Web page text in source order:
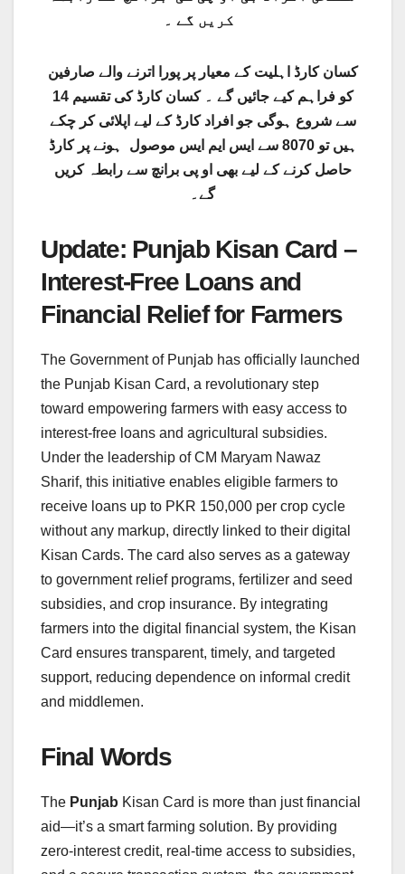
کسان کارڈ اہلیت کے معیار پر پورا اترنے والے صارفین
کو فراہم کیے جائیں گے ۔ کسان کارڈ کی تقسیم 14
سے شروع ہوگی جو افراد کارڈ کے لیے اپلائی کر چکے
ہیں تو 8070 سے ایس ایم ایس موصول ہونے پر کارڈ
حاصل کرنے کے لیے بھی او پی برانچ سے رابطہ کریں
گے۔
Update: Punjab Kisan Card –
Interest-Free Loans and
Financial Relief for Farmers
The Government of Punjab has officially launched
the Punjab Kisan Card, a revolutionary step
toward empowering farmers with easy access to
interest-free loans and agricultural subsidies.
Under the leadership of CM Maryam Nawaz
Sharif, this initiative enables eligible farmers to
receive loans up to PKR 150,000 per crop cycle
without any markup, directly linked to their digital
Kisan Cards. The card also serves as a gateway
to government relief programs, fertilizer and seed
subsidies, and crop insurance. By integrating
farmers into the digital financial system, the Kisan
Card ensures transparent, timely, and targeted
support, reducing dependence on informal credit
and middlemen.
Final Words
The Punjab Kisan Card is more than just financial
aid—it’s a smart farming solution. By providing
zero-interest credit, real-time access to subsidies,